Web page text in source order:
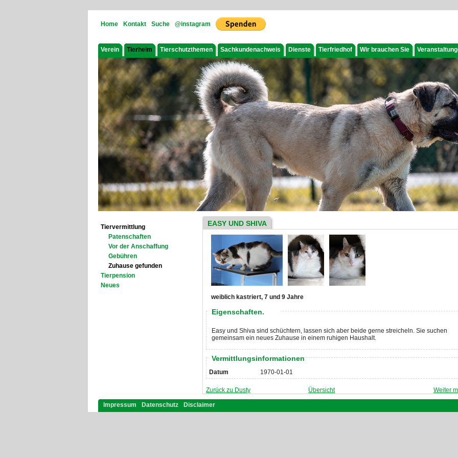
Home Kontakt Suche @instagram
Verein Tierheim Tierschutzthemen Sachkundenachweis Dienste Tierfriedhof Wir brauchen Sie
Tiervermittlung
Patenschaften
Vor der Anschaffung
Gebühren
Zuhause gefunden
Tierpension
Neues
EASY UND SHIVA
weiblich kastriert, 7 und 9 Jahre
Eigenschaften.
Easy und Shiva sind schüchtern, lassen sich aber beide gerne streicheln. Sie suchen
gemeinsam ein neues Zuhause in einem ruhigen Haushalt.
Vermittlungsinformationen
Datum 1970-01-01
Zurück zu Dusty Übersicht Weiter
Impressum Datenschutz Disclaimer